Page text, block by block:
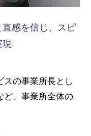
直感を信じ、スピ
現
スの事業所長とし
ど、事業所全体の